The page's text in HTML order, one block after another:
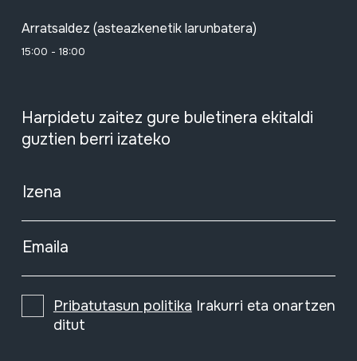
Arratsaldez (asteazkenetik larunbatera)
15:00 - 18:00
Harpidetu zaitez gure buletinera ekitaldi
guztien berri izateko
Izena
Emaila
Pribatutasun politika Irakurri eta onartzen
ditut